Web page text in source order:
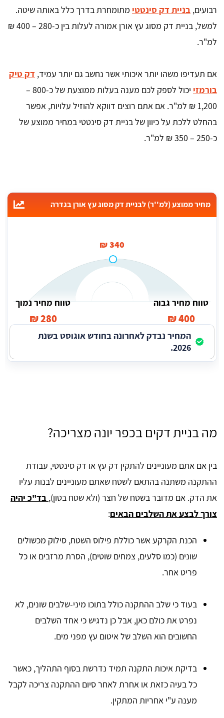
רבועים, בניית דק סינטטי מתומחרת בדרך כלל באותה שיטה.
למשל, בניית דק מסוג עץ אורן אמורה לעלות בין כ-280 – 400 ₪
למ"ר.
אם תעדיפו משהו יותר איכותי אשר נחשב גם יותר עמיד, דק טיק
בורמזי
יכול לספק לכם מענה בעלות ממוצעת של כ-800 –
1,200 ₪ למ"ר. אם אתם רוצים דווקא להוזיל עלויות, אפשר
בהחלט ללכת על כיוון של בניית דק סינטטי במחיר ממוצע של
כ-250 – 350 ₪ למ"ר.
מחיר ממוצע (למ''ר) לבניית דק מסוג עץ אורן בגדרה
340 ₪
טווח מחיר גבוה
400 ₪
טווח מחיר נמוך
280 ₪
המחיר נבדק לאחרונה בחודש אוגוסט בשנת
2026.
מה בניית דקים בכפר יונה מצריכה?
בין אם אתם מעוניינים להתקין דק עץ או דק סינטטי, עבודת
ההתקנה משתנה בהתאם לשטח שאתם מעוניינים לבנות עליו
את הדק. אם מדובר בשטח של חצר (ולא שטח בטון), בד"כ יהיה
צורך לבצע את השלבים הבאים:
הכנת הקרקע אשר כוללת פילוס השטח, סילוק מכשולים
שונים (כמו סלעים, צמחים שוטים), הסרת מרזבים או כל
פריט אחר.
בעוד כי שלב ההתקנה כולל בתוכו מיני-שלבים שונים, לא
נפרט את כולם כאן, אבל כן נדגיש כי אחד השלבים
החשובים הוא השלב של איטום עץ מפני מים.
בדיקת איכות התקנה תמיד נדרשת בסוף התהליך, כאשר
כל בעיה כזאת או אחרת לאחר סיום ההתקנה צריכה לקבל
מענה ע"י אחריות המתקין.